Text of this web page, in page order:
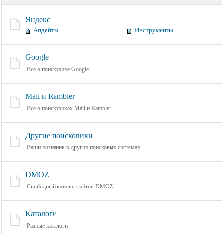
Яндекс
Апдейты Инструменты
Google
Все о поисковике Google
Mail и Rambler
Все о поисковиках Màil и Rambler
Другие поисковики
Ваши познания в других поисковых системах.
DMOZ
Свободный каталог сайтов DMOZ
Каталоги
Разные каталоги